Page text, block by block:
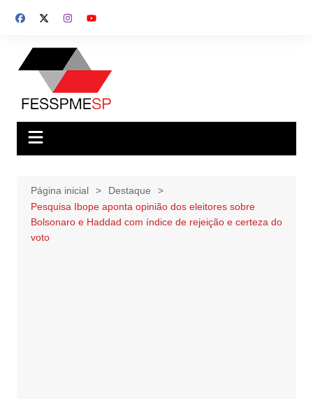
para
conteúdo
Página inicial
Destaque
Pesquisa Ibope aponta opinião dos eleitores sobre
Bolsonaro e Haddad com índice de rejeição e certeza do
voto